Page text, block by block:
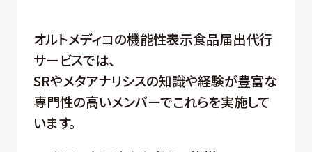
オルトメディコの機能性表示食品届出代行
サービスでは、
SRやメタアナリシスの知識や経験が豊富な
専門性の高いメンバーでこれらを実施して
います。